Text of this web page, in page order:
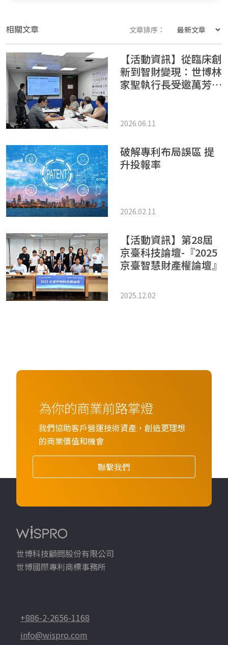
相關文章 文章排序：
【活動資訊】從臨床創
新到智財變現：世博林
家聖執行長受邀萬芳醫
2026.06.11
破解專利布局誤區 提
升投報率
2026.02.11
【活動資訊】第28屆
京臺科技論壇-『2025
京臺智慧財產權論壇』
2025.12.02
為你的商業前路掌燈
我們協助客戶營運技術資產，創造更理想
的商業價值和機會
聯繫我們
世博科技顧問股份有限公司
世博國際專利商標事務所
+886-2-2656-1168
info@wispro.com